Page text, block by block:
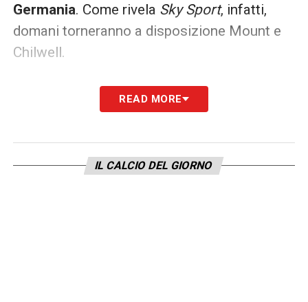
Germania. Come rivela Sky Sport, infatti,
domani torneranno a disposizione Mount e
Chilwell.
I due calciatori, infatti, erano stati messi in
isolamento dopo i contatti costanti con
in cui sono stati posti i due calciatori che
READ MORE
IL CALCIO DEL GIORNO